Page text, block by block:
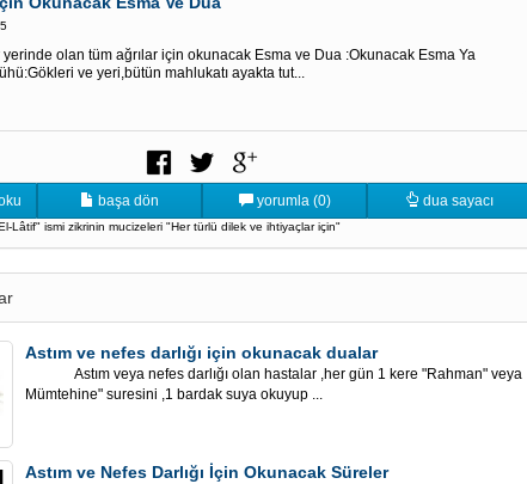
olan tüm ağrılar için okunacak Esma ve Dua :Okunacak Esma Ya
ve yeri,bütün mahlukatı ayakta tut...
başa dön yorumla (0) dua sayacı
Lâtif" ismi zikrinin mucizeleri "Her türlü dilek ve ihtiyaçlar için"
Astım ve nefes darlığı için okunacak dualar
Astım veya nefes darlığı olan hastalar ,her gün 1 kere "Rahman" veya
Mümtehine" suresini ,1 bardak suya okuyup ...
Astım ve Nefes Darlığı İçin Okunacak Süreler